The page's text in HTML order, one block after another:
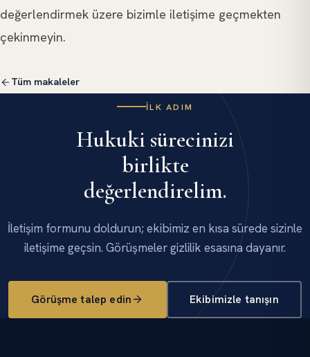
değerlendirmek üzere bizimle iletişime geçmekten
çekinmeyin.
Tüm makaleler
İLK ADIM
Hukuki sürecinizi
birlikte
değerlendirelim.
İletişim formunu doldurun; ekibimiz en kısa sürede sizinle
iletişime geçsin. Görüşmeler gizlilik esasına dayanır.
Görüşme talep edin Ekibimizle tanışın